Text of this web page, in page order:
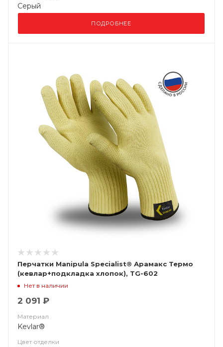
Серый
ПОДРОБНЕЕ
Перчатки Manipula Specialist® Арамакс Термо
(кевлар+подкладка хлопок), TG-602
Нет в наличии
2 091 ₽
Материал
Kevlar®
Цвет отделки